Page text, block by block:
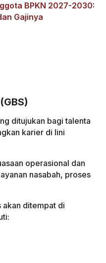
BPKN 2027-2030:
Gajinya
ditujukan bagi talenta
karier di lini
operasional dan
nasabah, proses
akan ditempat di